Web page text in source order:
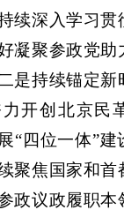
续深入学习贯
凝聚参政党助
是持续锚定新
开创北京民
“四位一体”建
聚焦国家和首
政议政履职本